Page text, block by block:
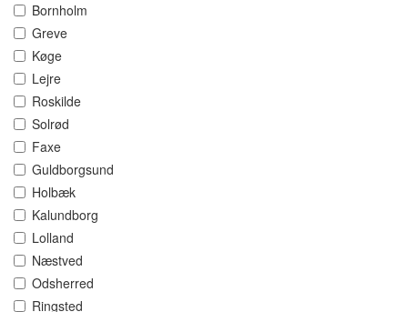
Bornholm
Greve
Køge
Lejre
Roskilde
Solrød
Faxe
Guldborgsund
Holbæk
Kalundborg
Lolland
Næstved
Odsherred
Ringsted